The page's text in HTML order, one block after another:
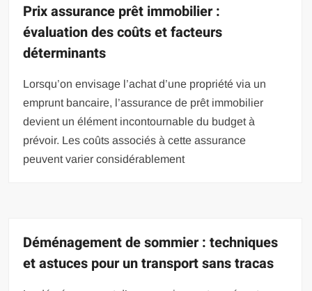
Prix assurance prêt immobilier :
évaluation des coûts et facteurs
déterminants
Lorsqu’on envisage l’achat d’une propriété via un
emprunt bancaire, l’assurance de prêt immobilier
devient un élément incontournable du budget à
prévoir. Les coûts associés à cette assurance
peuvent varier considérablement
Déménagement de sommier : techniques
et astuces pour un transport sans tracas